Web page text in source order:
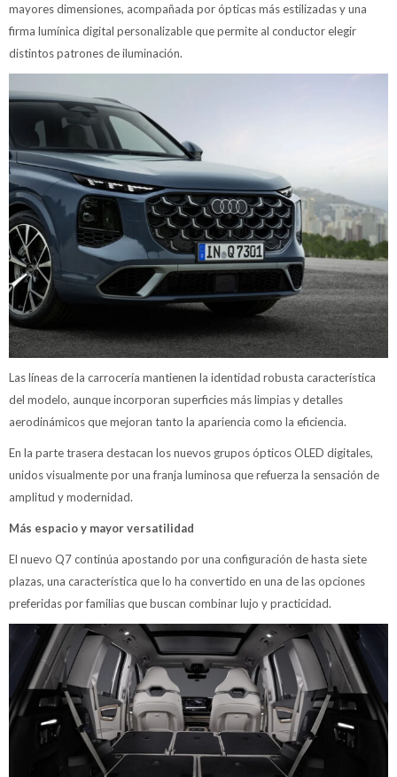
mayores dimensiones, acompañada por ópticas más estilizadas y una
firma lumínica digital personalizable que permite al conductor elegir
distintos patrones de iluminación.
Las líneas de la carrocería mantienen la identidad robusta característica
del modelo, aunque incorporan superficies más limpias y detalles
aerodinámicos que mejoran tanto la apariencia como la eficiencia.
En la parte trasera destacan los nuevos grupos ópticos OLED digitales,
unidos visualmente por una franja luminosa que refuerza la sensación de
amplitud y modernidad.
Más espacio y mayor versatilidad
El nuevo Q7 continúa apostando por una configuración de hasta siete
plazas, una característica que lo ha convertido en una de las opciones
preferidas por familias que buscan combinar lujo y practicidad.